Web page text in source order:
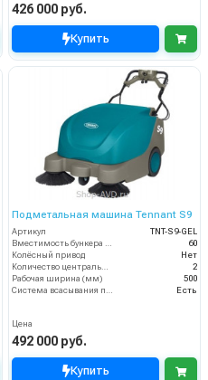
426 000 руб.
Купить
Подметальная машина Tennant S9
Артикул
TNT-S9-GEL
Вместимость бункера (л)
60
Колёсный привод
Нет
Количество центральных мусоросборных валиков (шт)
2
Рабочая ширина (мм)
500
Система всасывания пыли
Есть
Цена
492 000 руб.
Купить